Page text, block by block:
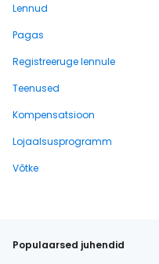
Lennud
Pagas
Registreeruge lennule
Teenused
Kompensatsioon
Lojaalsusprogramm
Võtke
Populaarsed juhendid